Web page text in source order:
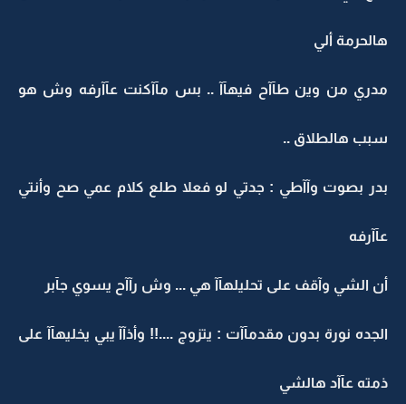
هالحرمة ألي
مدري من وين طآآح فيهآآ .. بس مآآكنت عآآرفه وش هو
سبب هالطلاق ..
بدر بصوت وآآطي : جدتي لو فعلا طلع كلام عمي صح وأنتي
عآآرفه
أن الشي وآقف على تحليلهآآ هي ... وش رآآح يسوي جآبر
الجده نورة بدون مقدمآآت : يتزوج ....!! وأذآآ يبي يخليهآآ على
ذمته عآآد هالشي